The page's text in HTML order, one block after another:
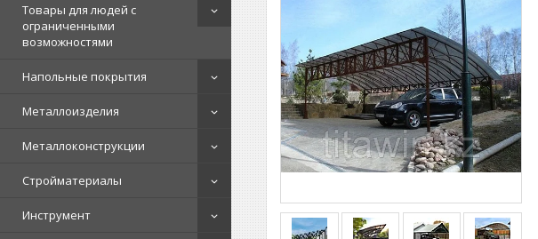
Товары для людей с
ограниченными
возможностями
Напольные покрытия
Металлоизделия
Металлоконструкции
Стройматериалы
Инструмент